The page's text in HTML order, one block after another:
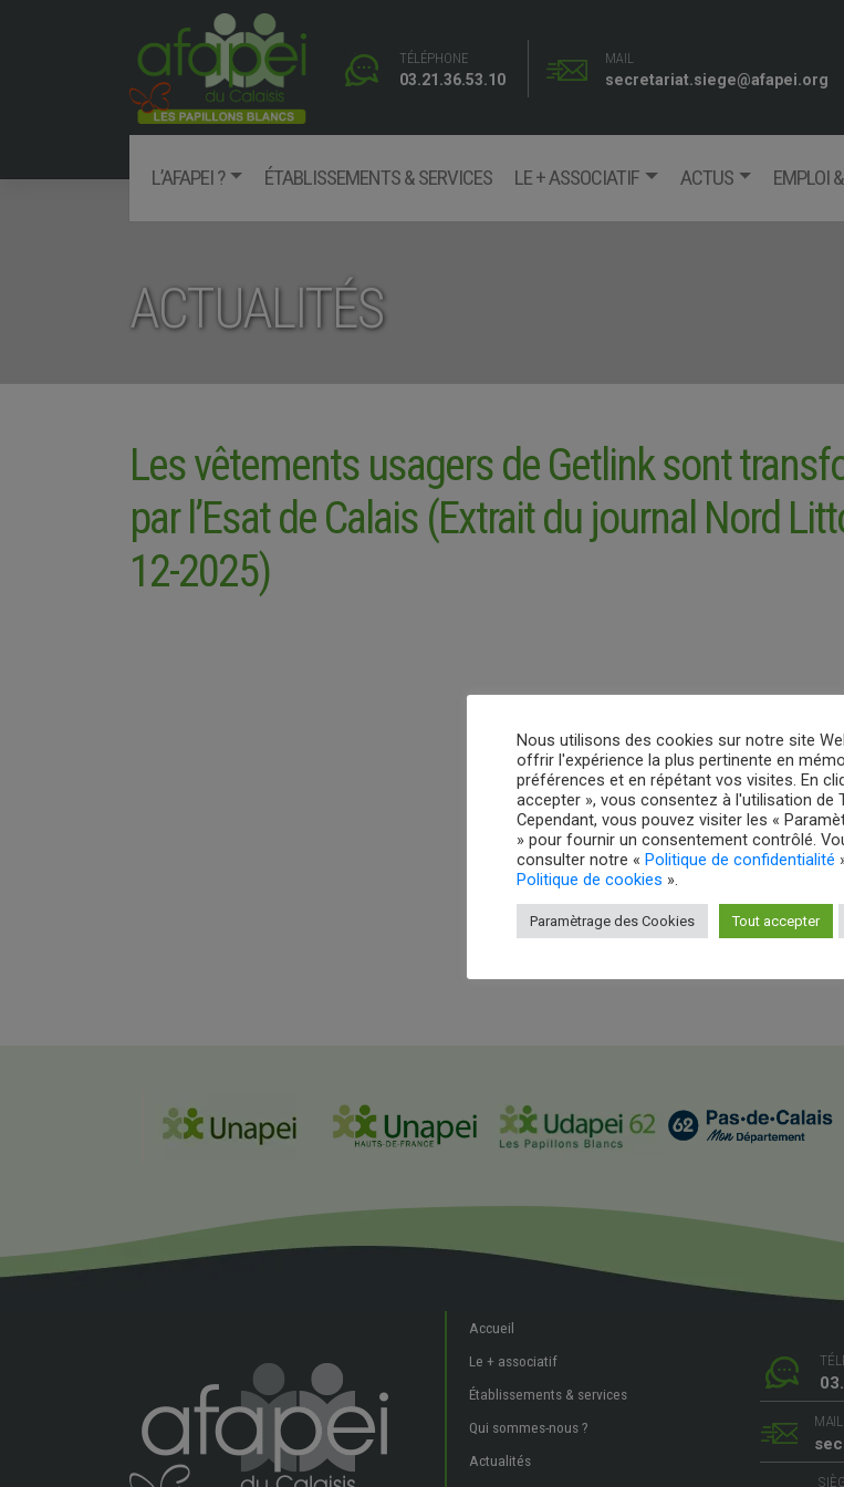
TÉLÉPHONE
03.21.36.53.10
MAIL
secretariat.siege@afapei.org
L’AFAPEI ? ÉTABLISSEMENTS & SERVICES LE + ASSOCIATIF ACTUS EMPLOI
Facebook
ACTUALITÉS
Les vêtements usagers de Getlink sont
par l’Esat de Calais (Extrait du journal Nord
12-2025)
Accueil
Le + associatif
Établissements & services
Qui sommes-nous ?
Actualités
MAIL
Nous utilisons des cookies sur notre site
offrir l'expérience la plus pertinente en
préférences et en répétant vos visites. En
accepter », vous consentez à l'utilisation de
Cependant, vous pouvez visiter les «
» pour fournir un consentement contrôlé.
consulter notre « Politique de confidentialité
Politique de cookies ».
Paramètrage des Cookies Tout accepter